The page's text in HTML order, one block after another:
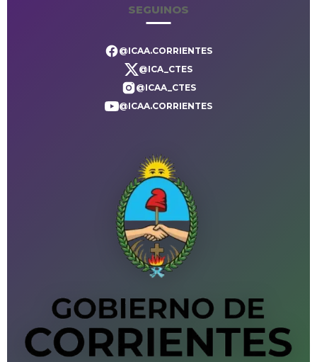
SEGUINOS
@ICAA.CORRIENTES
@ICA_CTES
@ICAA_CTES
@ICAA.CORRIENTES